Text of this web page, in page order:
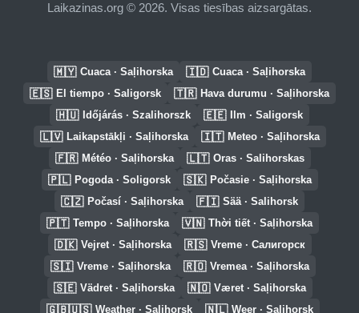
Laikazinas.org © 2026. Visas tiesības aizsargātas.
🇲🇾 Cuaca · Saļihorska 🇮🇩 Cuaca · Saļihorska
🇪🇸 El tiempo · Saligorsk 🇹🇷 Hava durumu · Saļihorska
🇭🇺 Időjárás · Szalihorszk 🇪🇪 Ilm · Saligorsk
🇱🇻 Laikapstākļi · Saļihorska 🇮🇹 Meteo · Saļihorska
🇫🇷 Météo · Saļihorska 🇱🇹 Oras · Salihorskas
🇵🇱 Pogoda · Soligorsk 🇸🇰 Počasie · Saļihorska
🇨🇿 Počasí · Saļihorska 🇫🇮 Sää · Salihorsk
🇵🇹 Tempo · Saļihorska 🇻🇳 Thời tiết · Saļihorska
🇩🇰 Vejret · Saļihorska 🇷🇸 Vreme · Салигорск
🇸🇮 Vreme · Saļihorska 🇷🇴 Vremea · Saļihorska
🇸🇪 Vädret · Saļihorska 🇳🇴 Været · Saļihorska
🇬🇧🇺🇸 Weather · Salihorsk 🇳🇱 Weer · Salihorsk